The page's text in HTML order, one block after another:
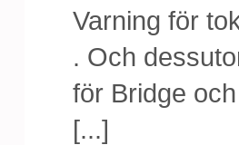
Varning för
. Och
för Bridge
[...]